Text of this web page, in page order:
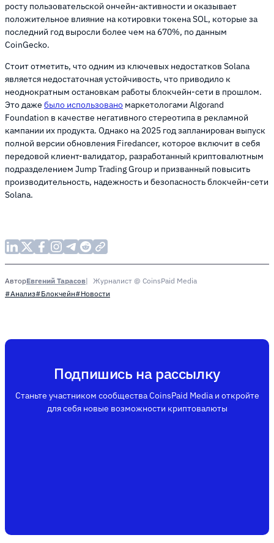
росту пользовательской ончейн-активности и оказывает
положительное влияние на котировки токена SOL, которые за
последний год выросли более чем на 670%, по данным
CoinGecko.
Стоит отметить, что одним из ключевых недостатков Solana
является недостаточная устойчивость, что приводило к
неоднократным остановкам работы блокчейн-сети в прошлом.
Это даже было использовано маркетологами Algorand
Foundation в качестве негативного стереотипа в рекламной
кампании их продукта. Однако на 2025 год запланирован выпуск
полной версии обновления Firedancer, которое включит в себя
передовой клиент-валидатор, разработанный криптовалютным
подразделением Jump Trading Group и призванный повысить
производительность, надежность и безопасность блокчейн-сети
Solana.
АвторЕвгений Тарасов
Журналист @ CoinsPaid Media
#Анализ#Блокчейн#Новости
Подпишись на рассылку
Станьте участником сообщества CoinsPaid Media и откройте
для себя новые возможности криптовалюты